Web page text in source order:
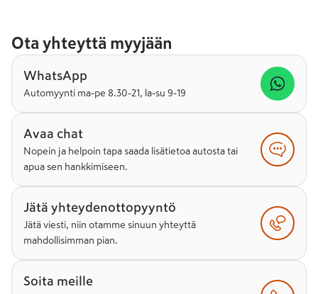
Ota yhteyttä myyjään
WhatsApp
Automyynti ma-pe 8.30-21, la-su 9-19
Avaa chat
Nopein ja helpoin tapa saada lisätietoa autosta tai
apua sen hankkimiseen.
Jätä yhteydenottopyyntö
Jätä viesti, niin otamme sinuun yhteyttä
mahdollisimman pian.
Soita meille